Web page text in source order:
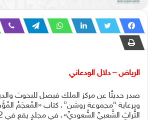
الرياض – دلال الودعاني
صدر حديثًا عن مركز الملك فيصل للبحوث
وبرعاية “مجموعة روشن”، كتاب «المُعجَمُ